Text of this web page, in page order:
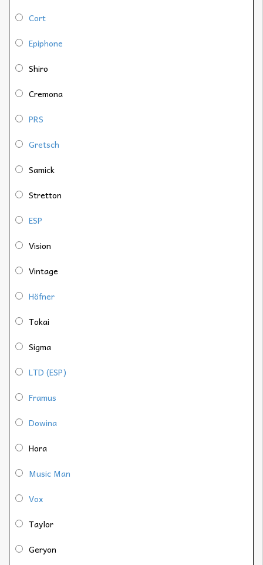
Cort
Epiphone
Shiro
Cremona
PRS
Gretsch
Samick
Stretton
ESP
Vision
Vintage
Höfner
Tokai
Sigma
LTD (ESP)
Framus
Dowina
Hora
Music Man
Vox
Taylor
Geryon